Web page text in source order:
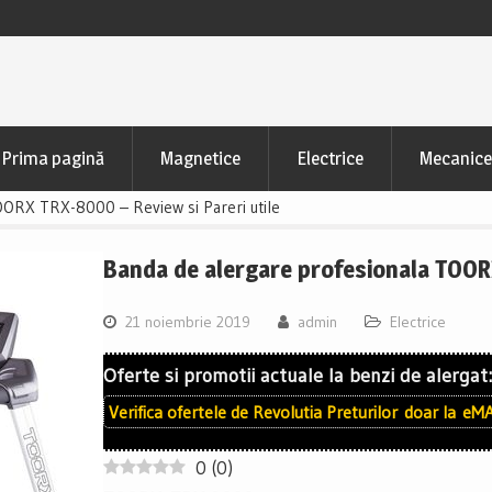
Prima pagină Magnetice Electrice Mecanice
TRX-8000 – Review si Pareri utile
Banda de alergare profesionala
21 noiembrie 2019 admin Electrice
Oferte si promotii actuale la benzi de alergat:
Verifica ofertele de Revolutia Preturilor doar la
0 (0)